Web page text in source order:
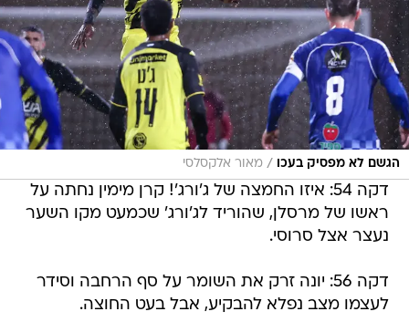
הגשם לא מפסיק בעכו / מאור אלקסלסי
דקה 54: איזו החמצה של ג'ורג'! קרן מימין נחתה על
ראשו של מרסלן, שהוריד לג'ורג' שכמעט מקו השער
נעצר אצל סרוסי.
דקה 56: יונה זרק את השומר על סף הרחבה וסידר
לעצמו מצב נפלא להבקיע, אבל בעט החוצה.